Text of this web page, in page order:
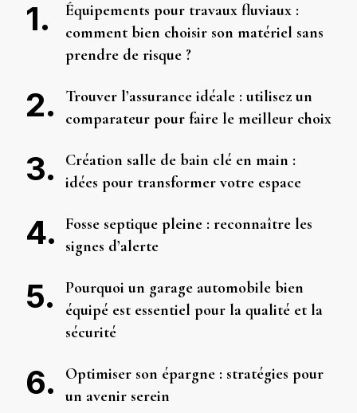
Équipements pour travaux fluviaux :
comment bien choisir son matériel sans
prendre de risque ?
Trouver l’assurance idéale : utilisez un
comparateur pour faire le meilleur choix
Création salle de bain clé en main :
idées pour transformer votre espace
Fosse septique pleine : reconnaître les
signes d’alerte
Pourquoi un garage automobile bien
équipé est essentiel pour la qualité et la
sécurité
Optimiser son épargne : stratégies pour
un avenir serein